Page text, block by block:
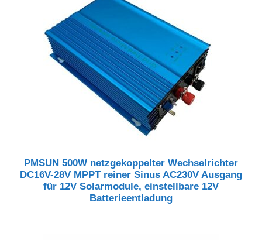
PMSUN 500W netzgekoppelter Wechselrichter
DC16V-28V MPPT reiner Sinus AC230V Ausgang
für 12V Solarmodule, einstellbare 12V
Batterieentladung